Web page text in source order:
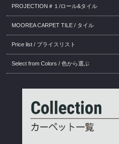
PROJECTION＃１/ロール&タイル
MOOREA CARPET TILE / タイル
Price list / プライスリスト
Select from Colors / 色から選ぶ